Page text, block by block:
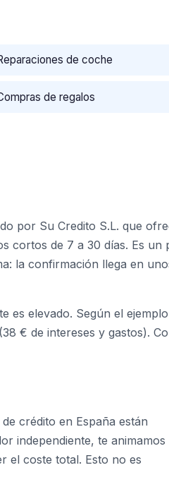
de coche
de regalos
por Su Credito S.L. que
cortos de 7 a 30 días. Es un
la confirmación llega en
es elevado. Según el
€ de intereses y gastos).
crédito en España están
independiente, te animamos
el coste total. Esto no es